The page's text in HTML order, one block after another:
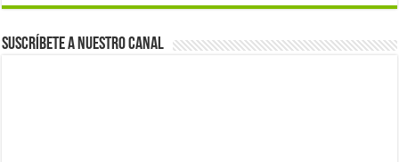
Suscríbete a nuestro canal